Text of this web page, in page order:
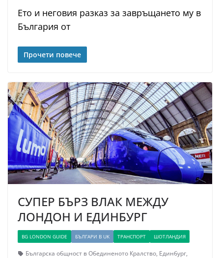
Ето и неговия разказ за завръщането му в
България от
Прочети повече
СУПЕР БЪРЗ ВЛАК МЕЖДУ
ЛОНДОН И ЕДИНБУРГ
BG LONDON GUIDE БЪЛГАРИ В UK ТРАНСПОРТ ШОТЛАНДИЯ
Българска общност в Обединеното Кралство, Единбург,